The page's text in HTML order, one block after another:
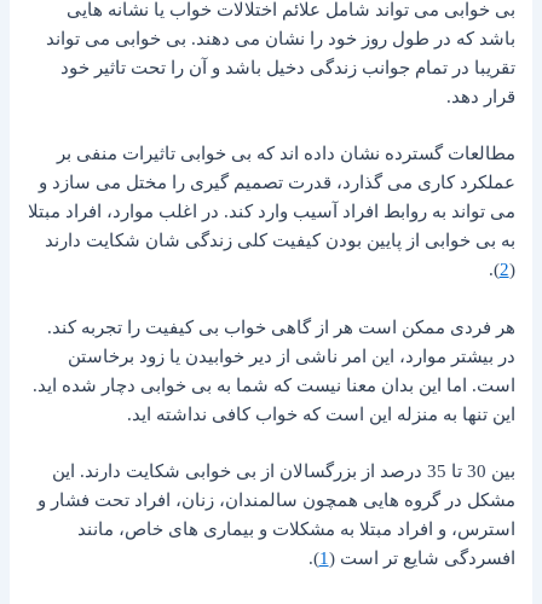
بی خوابی می تواند شامل علائم اختلالات خواب یا نشانه هایی
باشد که در طول روز خود را نشان می دهند. بی خوابی می تواند
تقریبا در تمام جوانب زندگی دخیل باشد و آن را تحت تاثیر خود
قرار دهد.
مطالعات گسترده نشان داده اند که بی خوابی تاثیرات منفی بر
عملکرد کاری می گذارد، قدرت تصمیم گیری را مختل می سازد و
می تواند به روابط افراد آسیب وارد کند. در اغلب موارد، افراد مبتلا
به بی خوابی از پایین بودن کیفیت کلی زندگی شان شکایت دارند
(
2
).
هر فردی ممکن است هر از گاهی خواب بی کیفیت را تجربه کند.
در بیشتر موارد، این امر ناشی از دیر خوابیدن یا زود برخاستن
است. اما این بدان معنا نیست که شما به بی خوابی دچار شده اید.
این تنها به منزله این است که خواب کافی نداشته اید.
بین 30 تا 35 درصد از بزرگسالان از بی خوابی شکایت دارند. این
مشکل در گروه هایی همچون سالمندان، زنان، افراد تحت فشار و
استرس، و افراد مبتلا به مشکلات و بیماری های خاص، مانند
افسردگی شایع تر است (1
).